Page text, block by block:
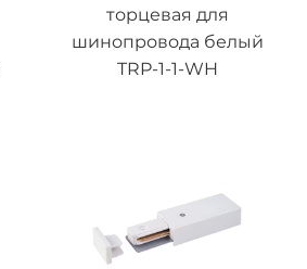
торцевая для
шинопровода белый
TRP-1-1-WH